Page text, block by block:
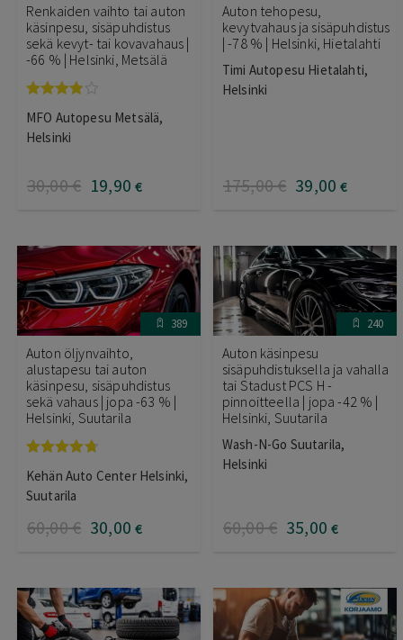
Renkaiden vaihto tai auton
käsinpesu, sisäpuhdistus
sekä kevyt- tai kovavahaus |
-66 % | Helsinki, Metsälä
tuotteesta:
3.75/ 5
MFO Autopesu Metsälä,
Helsinki
30,00€ 19,90 €
Auton tehopesu,
kevytvahaus ja sisäpuhdistus
| -78 % | Helsinki, Hietalahti
Timi Autopesu Hietalahti,
Helsinki
175,00€ 39,00 €
389
Auton öljynvaihto,
alustapesu tai auton
käsinpesu, sisäpuhdistus
sekä vahaus | jopa -63 % |
Helsinki, Suutarila
tuotteesta:
4.67/ 5
Kehän Auto Center Helsinki,
Suutarila
60,00€ 30,00 €
240
Auton käsinpesu
sisäpuhdistuksella ja vahalla
tai Stadust PCS H -
pinnoitteella | jopa -42 % |
Helsinki, Suutarila
Wash-N-Go Suutarila,
Helsinki
60,00€ 35,00 €